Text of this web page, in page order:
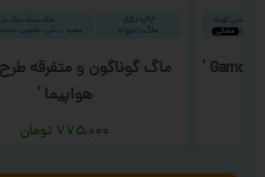
ماگ گوناگون و متفرقه طرح
هواپیما ‘
۷۷۵,۰۰۰ تومان